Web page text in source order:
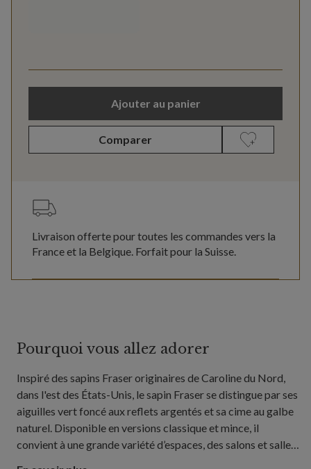
Ajouter au panier
Comparer
Livraison offerte pour toutes les commandes vers la
France et la Belgique. Forfait pour la Suisse.
Pourquoi vous allez adorer
Inspiré des sapins Fraser originaires de Caroline du Nord,
dans l'est des États-Unis, le sapin Fraser se distingue par ses
aiguilles vert foncé aux reflets argentés et sa cime au galbe
naturel. Disponible en versions classique et mince, il
convient à une grande variété d’espaces, des salons et salles